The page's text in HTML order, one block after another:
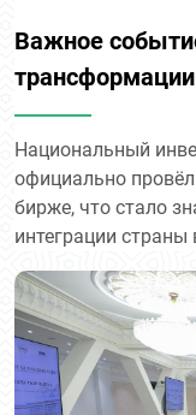
Важное
Национальный
официально
бирже, что стало
интеграции